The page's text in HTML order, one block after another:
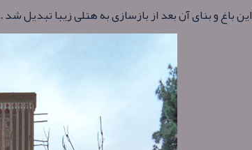
این باغ و بنای آن بعد از بازسازی به هتلی زیبا تبدیل شد .